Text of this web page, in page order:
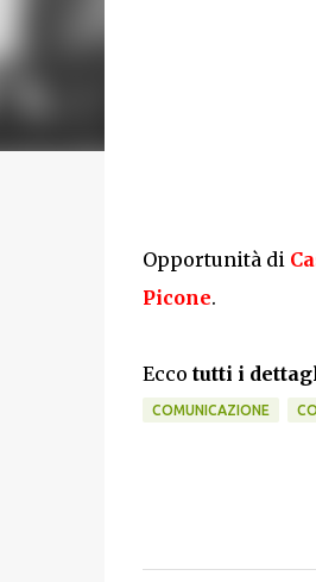
Opportunità di
Picone.
Ecco tutti i
COMUNICAZIONE